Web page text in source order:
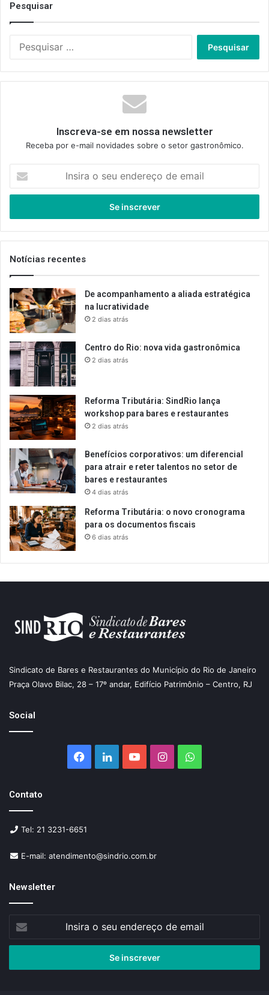
Pesquisar
Inscreva-se em nossa newsletter
Receba por e-mail novidades sobre o setor gastronômico.
seu
de
email
Notícias recentes
De acompanhamento a aliada estratégica
na lucratividade
2 dias atrás
Centro do Rio: nova vida gastronômica
2 dias atrás
Reforma Tributária: SindRio lança
workshop para bares e restaurantes
2 dias atrás
Benefícios corporativos: um diferencial
para atrair e reter talentos no setor de
bares e restaurantes
4 dias atrás
Reforma Tributária: o novo cronograma
para os documentos fiscais
6 dias atrás
Sindicato de Bares e Restaurantes do Município do Rio de Janeiro
Praça Olavo Bilac, 28 – 17º andar, Edifício Patrimônio – Centro, RJ
Social
Facebook
LinkedinYouTubeInstagramWhatsApp
Contato
Tel: 21 3231-6651
E-mail: atendimento@sindrio.com.br
Newsletter
seu
de